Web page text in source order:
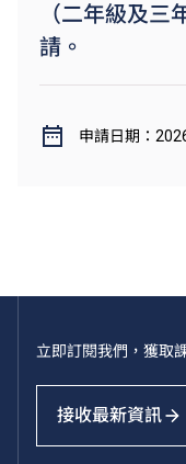
（二年級及
請。
申請日期：
立即訂閱我們，獲取
接收最新資訊